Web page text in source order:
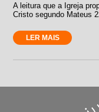
A leitura que a Igreja
Cristo segundo Mateus
LER MAIS